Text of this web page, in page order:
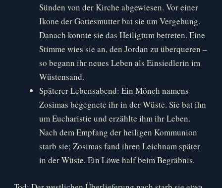
Sünden von der Kirche abgewiesen. Vor einer
Ikone der Gottesmutter bat sie um Vergebung.
Danach konnte sie das Heiligtum betreten. Eine
Stimme wies sie an, den Jordan zu überqueren –
so begann ihr neues Leben als Einsiedlerin im
Wüstensand.
Späterer Lebensabend: Ein Mönch namens
Zosimas begegnete ihr in der Wüste. Sie bat ihn
um Eucharistie und erzählte ihm ihr Leben.
Nach dem Empfang der heiligen Kommunion
starb sie; Zosimas fand ihren Leichnam später
in der Wüste. Ein Löwe half beim Begräbnis.